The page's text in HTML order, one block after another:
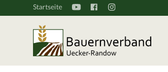
Startseite